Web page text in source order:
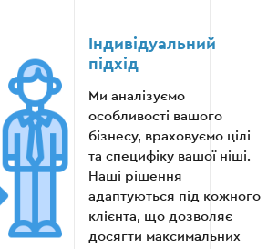
інвестицій (ROI).
5
Індивідуальний
підхід
Ми аналізуємо
особливості вашого
бізнесу, враховуємо цілі
та специфіку вашої ніші.
Наші рішення
адаптуються під кожного
клієнта, що дозволяє
досягти максимальних